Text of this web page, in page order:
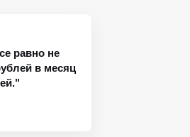
равно не
в месяц